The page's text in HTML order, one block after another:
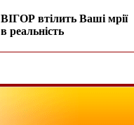
ВІГОР втілить Ваші мрії
в реальність